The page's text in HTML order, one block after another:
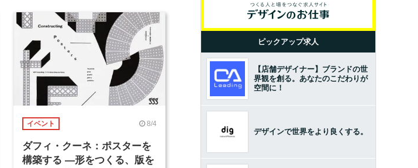
イベント 8/4
ダフィ・クーネ：ポスターを
構築する ―形をつくる、版を
ピックアップ求人
【店舗デザイナー】ブランドの世
界観を創る。あなたのこだわりが
空間に！
デザインで世界をより良くする。